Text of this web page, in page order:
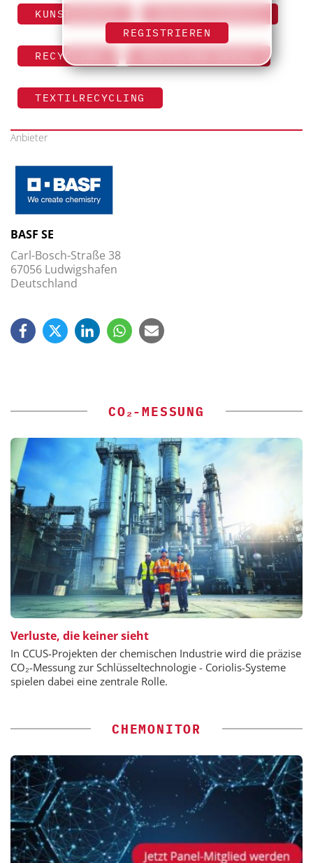
REGISTRIEREN
KUNSTSTOFFE
RECYCLING
TEXTILRECYCLING
Anbieter
BASF SE
Carl-Bosch-Straße 38
67056 Ludwigshafen
Deutschland
CO₂-MESSUNG
Verluste, die keiner sieht
In CCUS-Projekten der chemischen Industrie wird die präzise
CO₂-Messung zur Schlüsseltechnologie - Coriolis-Systeme
spielen dabei eine zentrale Rolle.
CHEMONITOR